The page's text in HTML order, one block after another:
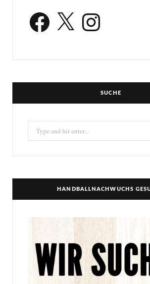
Facebook X Instagram
SUCHE
for:
HANDBALLNACHWUCHS